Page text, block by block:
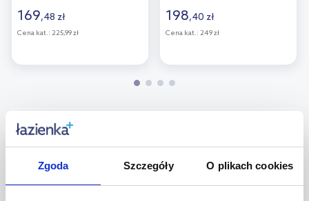
Zgoda Szczegóły O plikach cookies
169,48 zł
Cena kat.: 225,99 zł
198,40 zł
Cena kat.: 249 zł
Jakie są rodzaje kinkietów ściennych? +